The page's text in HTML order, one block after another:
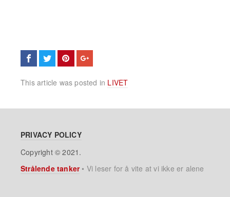
This article was posted in LIVET
PRIVACY POLICY
Copyright © 2021.
Strålende tanker• Vi leser for å vite at vi ikke er alene